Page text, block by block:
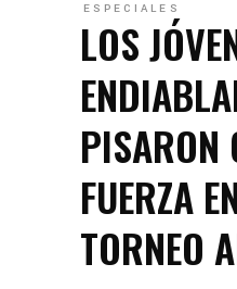
ESPECIALES
LOS
PISARON
FUERZA
TORNEO